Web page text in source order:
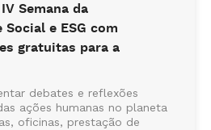
Semana da
e ESG com
gratuitas para a
debates e reflexões
ações humanas no planeta
oficinas, prestação de